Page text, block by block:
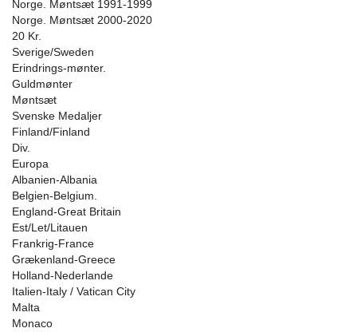
Norge. Møntsæt 1991-1999
Norge. Møntsæt 2000-2020
20 Kr.
Sverige/Sweden
Erindrings-mønter.
Guldmønter
Møntsæt
Svenske Medaljer
Finland/Finland
Div.
Europa
Albanien-Albania
Belgien-Belgium.
England-Great Britain
Est/Let/Litauen
Frankrig-France
Grækenland-Greece
Holland-Nederlande
Italien-Italy / Vatican City
Malta
Monaco